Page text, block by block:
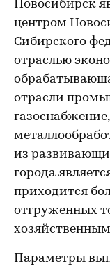
Новосибирск
центром
Сибирского
отраслью
отрасли
из
города
приходится
отгруженных
Параметры